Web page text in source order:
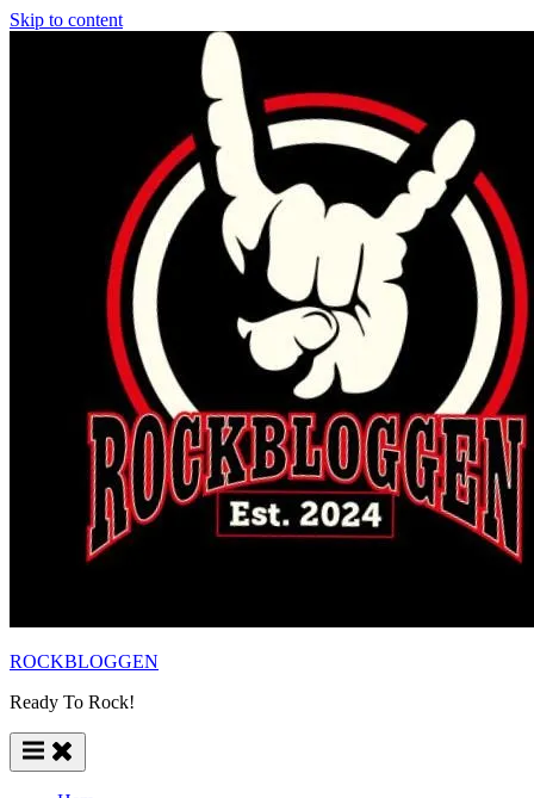
Skip to content
ROCKBLOGGEN
Ready To Rock!